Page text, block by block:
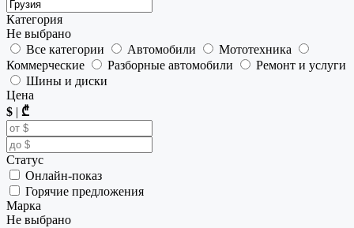
Категория
Не выбрано
Все категории
Автомобили
Мототехника
Коммерческие
Разборные автомобили
Ремонт и услуги
Шины и диски
Цена
$ | ₾
Статус
Онлайн-показ
Горячие предложения
Марка
Не выбрано